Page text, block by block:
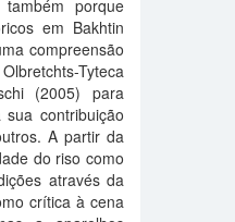
porque
em Bakhtin
compreensão
Tyteca
(2005) para
contribuição
A partir da
do riso como
através da
crítica à cena